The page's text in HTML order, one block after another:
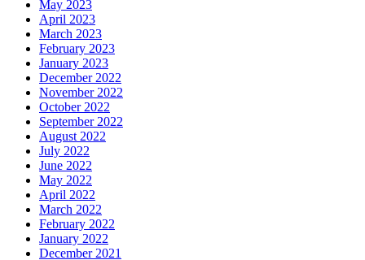
May 2023
April 2023
March 2023
February 2023
January 2023
December 2022
November 2022
October 2022
September 2022
August 2022
July 2022
June 2022
May 2022
April 2022
March 2022
February 2022
January 2022
December 2021